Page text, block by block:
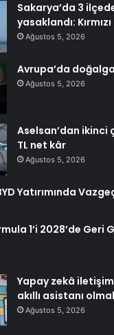
Sakarya’da 3
yasaklandı:
Ağustos 5, 2026
Avrupa’da
Ağustos 5, 2026
Aselsan’dan ikinci
TL net kâr
Ağustos 5, 2026
Yatırımında
1’i 2028’de Geri
Yapay zekâ
akıllı asistanı
Ağustos 5, 2026